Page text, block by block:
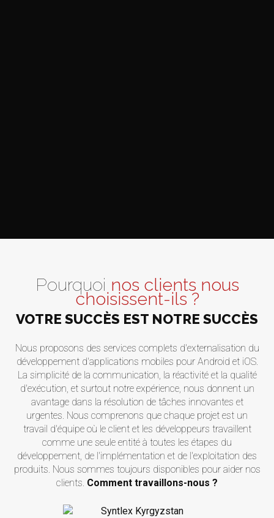
Pourquoi nos clients nous
choisissent-ils ?
VOTRE SUCCÈS EST NOTRE SUCCÈS
Nous proposons des services complets d'externalisation du
développement d'applications mobiles pour Android et iOS.
La simplicité de la communication, la réactivité et la qualité
d'exécution, et surtout notre expérience, nous donnent un
avantage dans la résolution de tâches innovantes et
urgentes. Nous comprenons que chaque projet est un
travail d'équipe où le client et les développeurs travaillent
comme une seule entité à toutes les étapes du
développement, de l'implémentation et de l'exploitation des
produits. Nous sommes toujours disponibles pour aider nos
clients. Comment travaillons-nous ?